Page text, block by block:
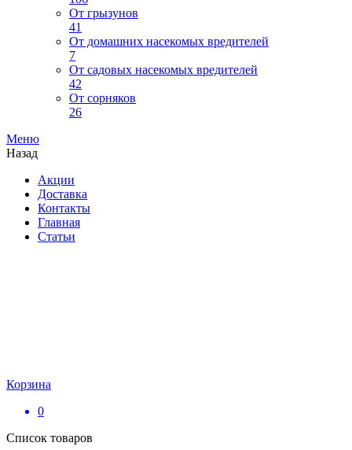
От грызунов
41
От домашних насекомых вредителей
7
От садовых насекомых вредителей
42
От сорняков
26
Меню
Назад
Акции
Доставка
Контакты
Главная
Статьи
Корзина
0
Список товаров